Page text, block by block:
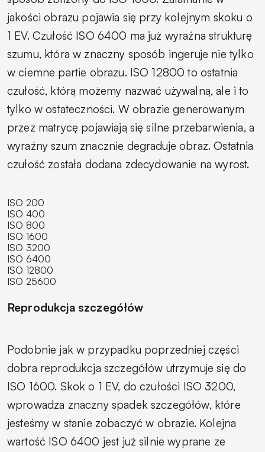
jakości obrazu pojawia się przy kolejnym skoku o
1 EV. Czułość ISO 6400 ma już wyraźna strukturę
szumu, która w znaczny sposób ingeruje nie tylko
w ciemne partie obrazu. ISO 12800 to ostatnia
czułość, którą możemy nazwać używalną, ale i to
tylko w ostateczności. W obrazie generowanym
przez matrycę pojawiają się silne przebarwienia, a
wyraźny szum znacznie degraduje obraz. Ostatnia
czułość została dodana zdecydowanie na wyrost.
ISO 200
ISO 400
ISO 800
ISO 1600
ISO 3200
ISO 6400
ISO 12800
ISO 25600
Reprodukcja szczegółów
Podobnie jak w przypadku poprzedniej części
dobra reprodukcja szczegółów utrzymuje się do
ISO 1600. Skok o 1 EV, do czułości ISO 3200,
wprowadza znaczny spadek szczegółów, które
jesteśmy w stanie zobaczyć w obrazie. Kolejna
wartość ISO 6400 jest już silnie wyprane ze